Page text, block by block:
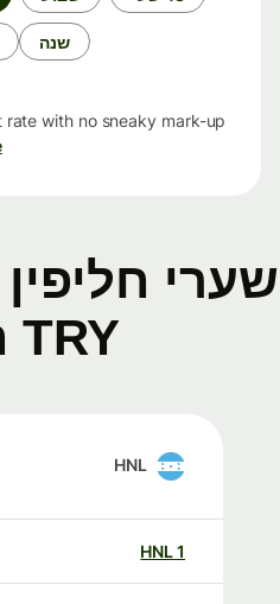
שנה 5 שנים
rate with no sneaky mark-up
TRY היום
HNL
HNL